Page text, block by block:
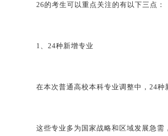
26的考生可以重点关注的有以下三点：
1、24种新增专业
在本次普通高校本科专业调整中，24种
这些专业多为国家战略和区域发展急需